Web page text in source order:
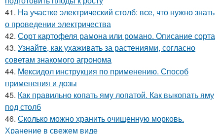
41. На участке электрический столб: все, что нужно знать
о проведении электричества
42. Сорт картофеля рамона или романо. Описание сорта
43. Узнайте, как ухаживать за растениями, согласно
советам знакомого агронома
44. Мексидол инструкция по применению. Способ
применения и дозы
45. Как правильно копать яму лопатой. Как выкопать яму
под столб
46. Сколько можно хранить очищенную морковь.
Хранение в свежем виде